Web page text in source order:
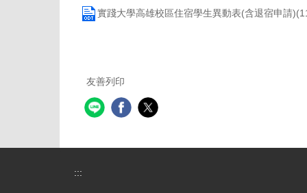
實踐大學高雄校區住宿學生異動表(含退宿申請
友善列印
:::